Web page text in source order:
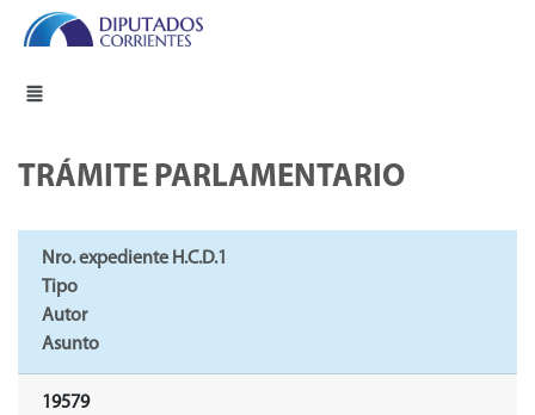
TRÁMITE PARLAMENTARIO
Nro. expediente H.C.D.1
Tipo
Autor
Asunto
19579